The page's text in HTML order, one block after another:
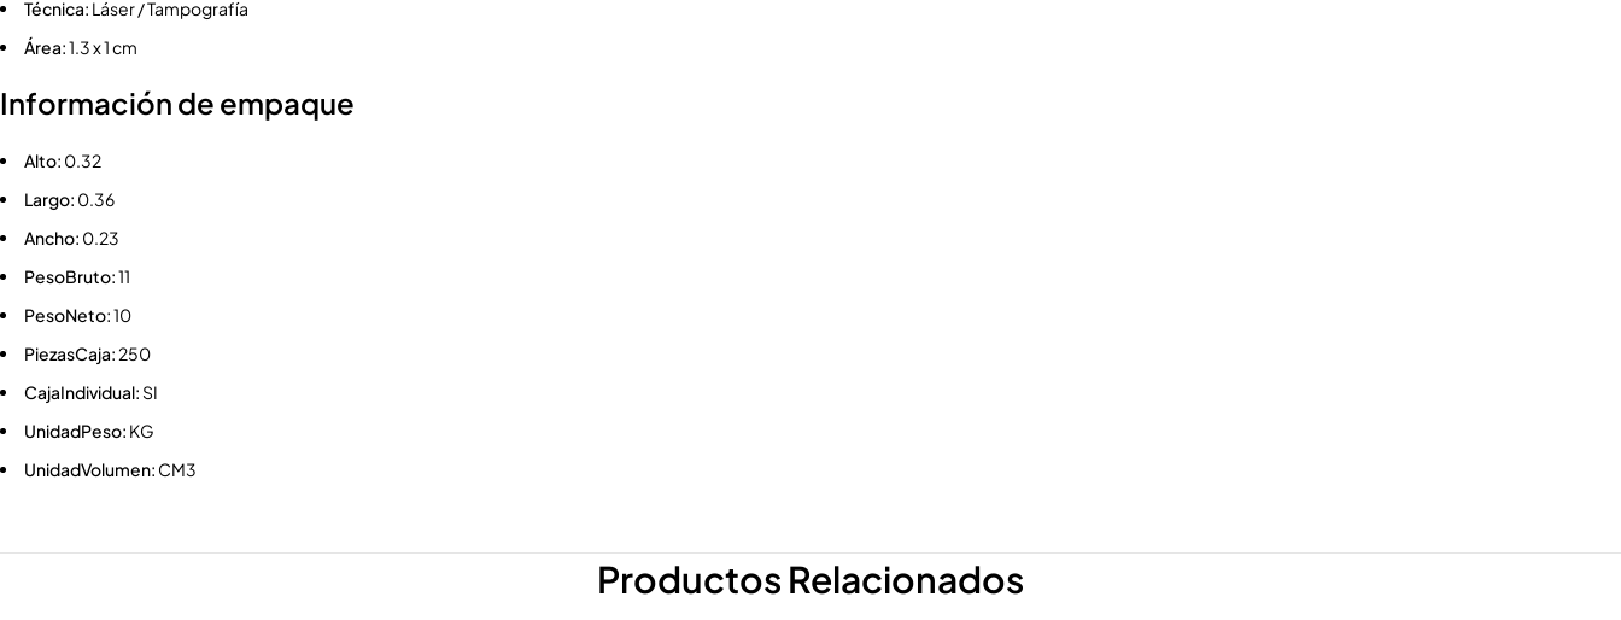
Técnica: Láser / Tampografía
Área:1.3 x 1 cm
Información de empaque
Alto: 0.32
Largo: 0.36
Ancho: 0.23
PesoBruto:11
PesoNeto:10
PiezasCaja: 250
CajaIndividual: SI
UnidadPeso: KG
UnidadVolumen: CM3
Productos Relacionados